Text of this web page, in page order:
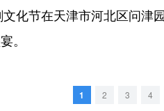
节在天津市河北区问津
。
1 2 3 4